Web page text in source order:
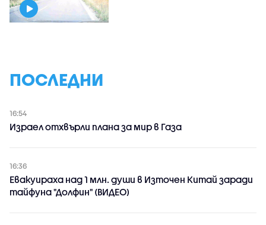
ПОСЛЕДНИ
16:54
Израел отхвърли плана за мир в Газа
16:36
Евакуираха над 1 млн. души в Източен Китай заради
тайфуна "Долфин" (ВИДЕО)